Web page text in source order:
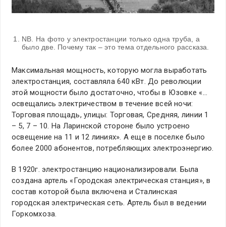
NB. На фото у электростанции только одна труба, а
было две. Почему так – это тема отдельного рассказа.
Максимальная мощность, которую могла выработать
электростанция, составляла 640 кВт. До революции
этой мощности было достаточно, чтобы в Юзовке «…
освещались электричеством в течение всей ночи:
Торговая площадь, улицы: Торговая, Средняя, линии 1
– 5, 7 – 10. На Ларинской стороне было устроено
освещение на 11 и 12 линиях». А еще в поселке было
более 2000 абонентов, потребляющих электроэнергию.
В 1920г. электростанцию национализировали. Была
создана артель «Городская электрическая станция», в
состав которой была включена и Сталинская
городская электрическая сеть. Артель был в ведении
Горкомхоза.